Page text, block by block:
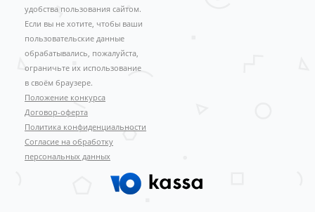
удобства пользования сайтом.
Если вы не хотите, чтобы ваши
пользовательские данные
обрабатывались, пожалуйста,
ограничьте их использование
в своём браузере.
Положение конкурса
Договор-оферта
Политика конфиденциальности
Согласие на обработку
персональных данных